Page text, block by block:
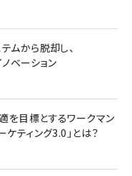
ムから脱却し、
ベーション
を目標とするワークマン
ティング3.0」とは？